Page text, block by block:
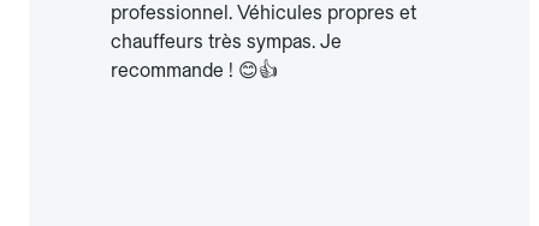
professionnel. Véhicules propres et
chauffeurs très sympas. Je
recommande ! 😊👍